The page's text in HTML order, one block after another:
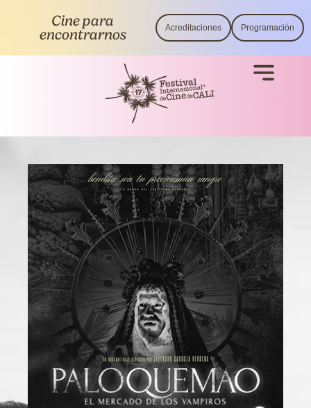
Cine para
encontrarnos
Acreditaciones Programación